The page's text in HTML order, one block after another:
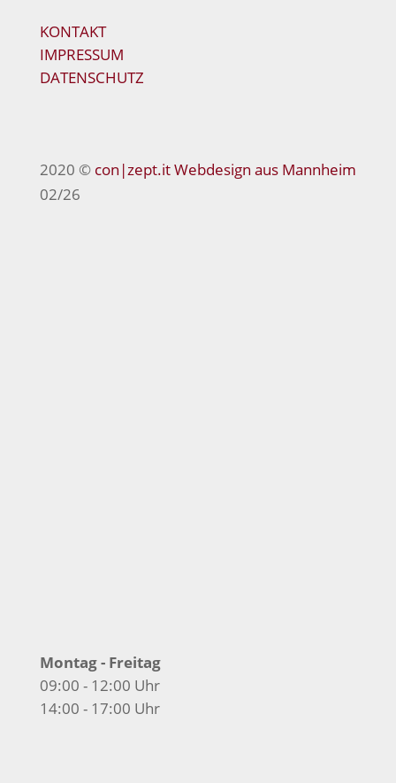
KONTAKT
IMPRESSUM
DATENSCHUTZ
2020 © con|zept.itWebdesign aus Mannheim
02/26
Montag - Freitag
09:00 - 12:00 Uhr
14:00 - 17:00 Uhr